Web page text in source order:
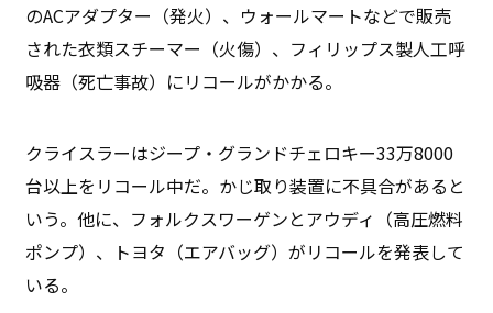
のACアダプター（発火）、ウォールマートなどで販売
された衣類スチーマー（火傷）、フィリップス製人工呼
吸器（死亡事故）にリコールがかかる。
クライスラーはジープ・グランドチェロキー33万8000
台以上をリコール中だ。かじ取り装置に不具合があると
いう。他に、フォルクスワーゲンとアウディ（高圧燃料
ポンプ）、トヨタ（エアバッグ）がリコールを発表して
いる。